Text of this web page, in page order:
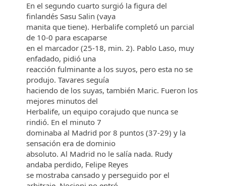
En el segundo cuarto surgió la figura del
finlandés Sasu Salin (vaya
manita que tiene). Herbalife completó un parcial
de 10-0 para escaparse
en el marcador (25-18, min. 2). Pablo Laso, muy
enfadado, pidió una
reacción fulminante a los suyos, pero esta no se
produjo. Tavares seguía
haciendo de los suyas, también Maric. Fueron los
mejores minutos del
Herbalife, un equipo corajudo que nunca se
rindió. En el minuto 7
dominaba al Madrid por 8 puntos (37-29) y la
sensación era de dominio
absoluto. Al Madrid no le salía nada. Rudy
andaba perdido, Felipe Reyes
se mostraba cansado y perseguido por el